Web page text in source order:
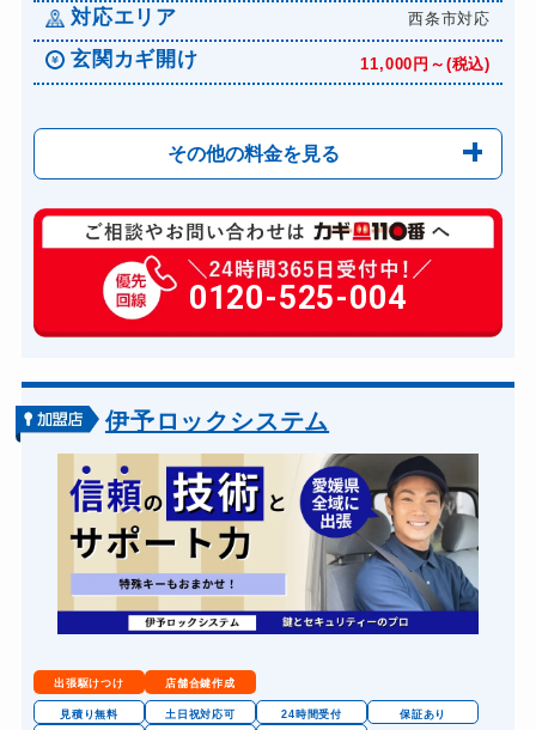
対応エリア 西条市対応
玄関カギ開け 11,000円～(税込)
その他の料金を見る
玄関カギ修理 6,600円～(税込)
玄関カギ作成 14,300円～(税込)
玄関カギ交換 14,300円～(税込)
バイクカギ開け
バイクカギ作成 16,500円～(税込)
スーツケースカギ開け 8,800円～(税込)
金庫カギ開け 14,300円～(税込)
金庫カギ交換 11,000円～(税込)
ロッカーカギ開け 8,800円～(税込)
ドアノブカギ開け
ドアノブカギ作成 8,800円～(税込)
0120-525-004
伊予ロックシステム
出張駆けつけ 店舗合鍵作成
見積り無料 土日祝対応可 24時間受付
保証あり